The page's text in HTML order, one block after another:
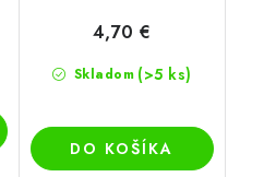
Skladom (>5 ks)
4,70 €
DO KOŠÍKA